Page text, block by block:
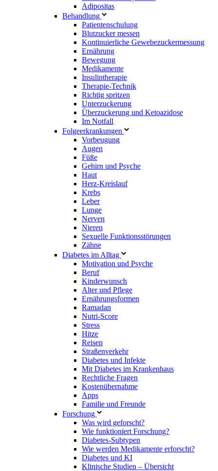
Adipositas
Behandlung
Patientenschulung
Blutzucker messen
Kontinuierliche Gewebezuckermessung
Ernährung
Bewegung
Medikamente
Insulintherapie
Therapie-Technik
Richtig spritzen
Unterzuckerung
Überzuckerung und Ketoazidose
Im Notfall
Folgeerkrankungen
Vorbeugung
Augen
Füße
Gehirn und Psyche
Haut
Herz-Kreislauf
Krebs
Leber
Lunge
Nerven
Nieren
Sexuelle Funktionsstörungen
Zähne
Diabetes im Alltag
Motivation und Psyche
Beruf
Kinderwunsch
Alter und Pflege
Ernährungsformen
Ramadan
Nutri-Score
Stress
Hitze
Reisen
Straßenverkehr
Diabetes und Infekte
Mit Diabetes im Krankenhaus
Rechtliche Fragen
Kostenübernahme
Apps
Familie und Freunde
Forschung
Was wird geforscht?
Wie funktioniert Forschung?
Diabetes-Subtypen
Wie werden Medikamente erforscht?
Diabetes und KI
Klinische Studien – Übersicht